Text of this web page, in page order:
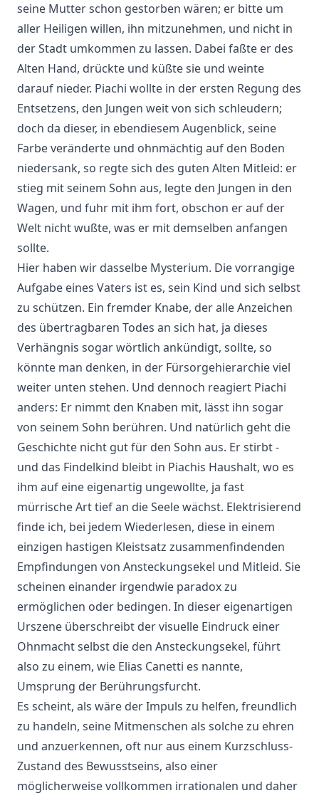
seine Mutter schon gestorben wären; er bitte um
aller Heiligen willen, ihn mitzunehmen, und nicht in
der Stadt umkommen zu lassen. Dabei faßte er des
Alten Hand, drückte und küßte sie und weinte
darauf nieder. Piachi wollte in der ersten Regung des
Entsetzens, den Jungen weit von sich schleudern;
doch da dieser, in ebendiesem Augenblick, seine
Farbe veränderte und ohnmächtig auf den Boden
niedersank, so regte sich des guten Alten Mitleid: er
stieg mit seinem Sohn aus, legte den Jungen in den
Wagen, und fuhr mit ihm fort, obschon er auf der
Welt nicht wußte, was er mit demselben anfangen
sollte.
Hier haben wir dasselbe Mysterium. Die vorrangige
Aufgabe eines Vaters ist es, sein Kind und sich selbst
zu schützen. Ein fremder Knabe, der alle Anzeichen
des übertragbaren Todes an sich hat, ja dieses
Verhängnis sogar wörtlich ankündigt, sollte, so
könnte man denken, in der Fürsorgehierarchie viel
weiter unten stehen. Und dennoch reagiert Piachi
anders: Er nimmt den Knaben mit, lässt ihn sogar
von seinem Sohn berühren. Und natürlich geht die
Geschichte nicht gut für den Sohn aus. Er stirbt -
und das Findelkind bleibt in Piachis Haushalt, wo es
ihm auf eine eigenartig ungewollte, ja fast
mürrische Art tief an die Seele wächst. Elektrisierend
finde ich, bei jedem Wiederlesen, diese in einem
einzigen hastigen Kleistsatz zusammenfindenden
Empfindungen von Ansteckungsekel und Mitleid. Sie
scheinen einander irgendwie paradox zu
ermöglichen oder bedingen. In dieser eigenartigen
Urszene überschreibt der visuelle Eindruck einer
Ohnmacht selbst die den Ansteckungsekel, führt
also zu einem, wie Elias Canetti es nannte,
Umsprung der Berührungsfurcht.
Es scheint, als wäre der Impuls zu helfen, freundlich
zu handeln, seine Mitmenschen als solche zu ehren
und anzuerkennen, oft nur aus einem Kurzschluss-
Zustand des Bewusstseins, also einer
möglicherweise vollkommen irrationalen und daher